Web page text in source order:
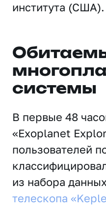
института (США).
системы
В первые 48
«Exoplanet
пользователей
из набора
телескопа